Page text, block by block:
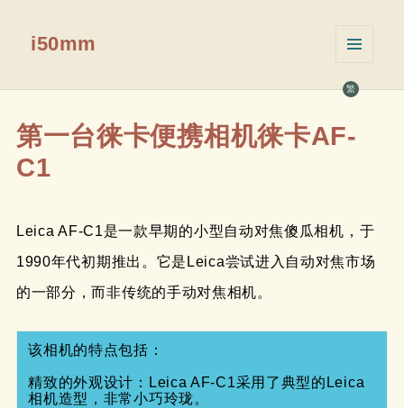
繁
i50mm
挂件
第一台徕卡便携相机徕卡AF-
C1
Leica AF-C1是一款早期的小型自动对焦傻瓜相机，于
1990年代初期推出。它是Leica尝试进入自动对焦市场
的一部分，而非传统的手动对焦相机。
该相机的特点包括：
精致的外观设计：Leica AF-C1采用了典型的Leica
相机造型，非常小巧玲珑。